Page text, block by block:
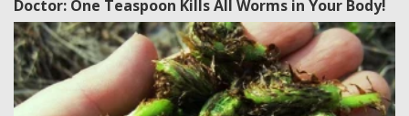
Doctor: One Teaspoon Kills All Worms in Your Body!